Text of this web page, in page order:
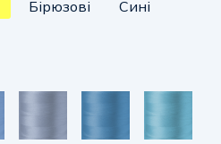
Бірюзові
Сині